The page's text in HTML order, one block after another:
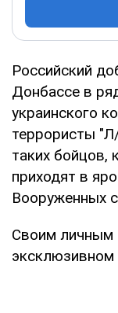
Российский
Донбассе в
украинского
террористы
таких бойцов,
приходят в
Вооруженных
Своим личным